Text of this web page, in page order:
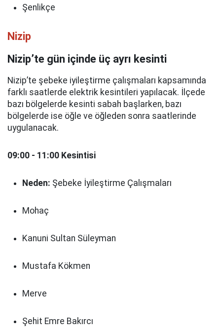
Şenlikçe
Nizip
Nizip’te gün içinde üç ayrı kesinti
Nizip’te şebeke iyileştirme çalışmaları kapsamında
farklı saatlerde elektrik kesintileri yapılacak. İlçede
bazı bölgelerde kesinti sabah başlarken, bazı
bölgelerde ise öğle ve öğleden sonra saatlerinde
uygulanacak.
09:00 - 11:00 Kesintisi
Neden: Şebeke İyileştirme Çalışmaları
Mohaç
Kanuni Sultan Süleyman
Mustafa Kökmen
Merve
Şehit Emre Bakırcı